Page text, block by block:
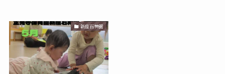
新座石神園